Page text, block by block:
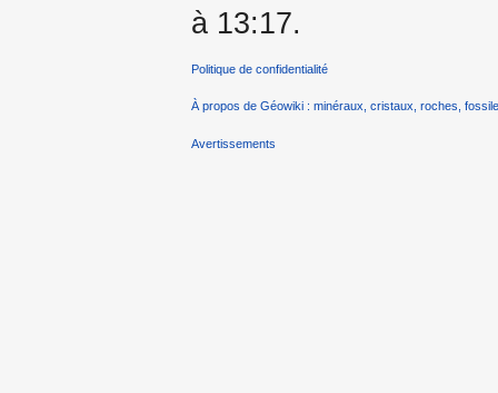
à 13:17.
Politique de confidentialité
À propos de Géowiki : minéraux, cristaux, roches,
Avertissements